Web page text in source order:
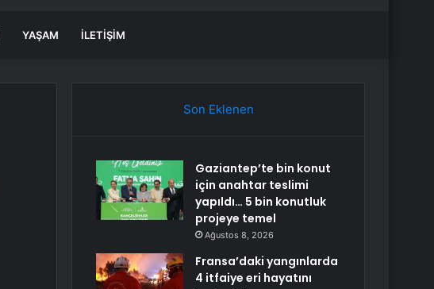
YAŞAM İLETIŞIM
Son Eklenen
Gaziantep’te bin konut
için anahtar teslimi
yapıldı… 5 bin konutluk
projeye temel
Ağustos 8, 2026
Fransa’daki yangınlarda
4 itfaiye eri hayatını